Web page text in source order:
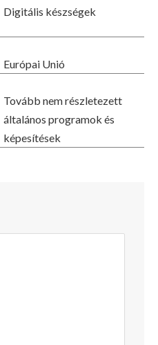
Digitális készségek
Európai Unió
Tovább nem részletezett
általános programok és
képesítések